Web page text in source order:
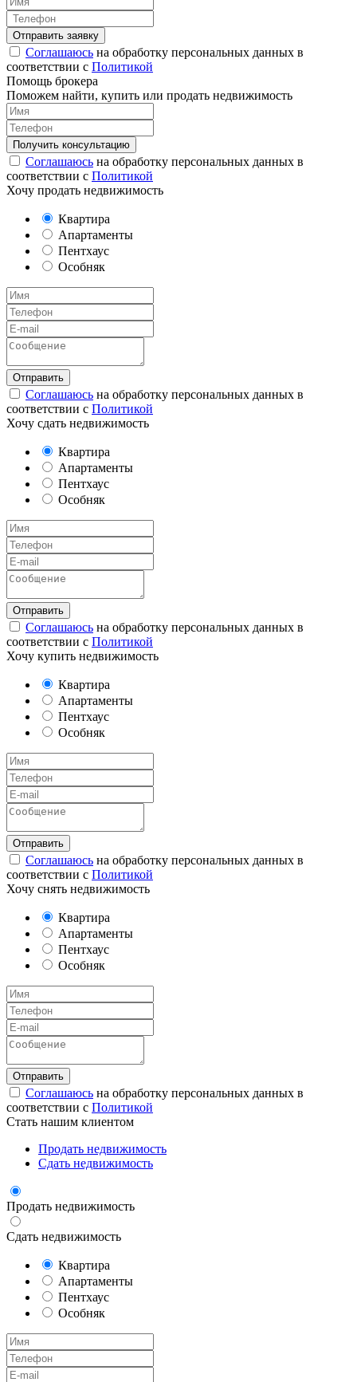
Соглашаюсь на обработку персональных данных в
соответствии с Политикой
Помощь брокера
Поможем найти, купить или продать недвижимость
Соглашаюсь на обработку персональных данных в
соответствии с Политикой
Хочу продать недвижимость
Квартира
Апартаменты
Пентхаус
Особняк
Соглашаюсь на обработку персональных данных в
соответствии с Политикой
Хочу сдать недвижимость
Квартира
Апартаменты
Пентхаус
Особняк
Соглашаюсь на обработку персональных данных в
соответствии с Политикой
Хочу купить недвижимость
Квартира
Апартаменты
Пентхаус
Особняк
Соглашаюсь на обработку персональных данных в
соответствии с Политикой
Хочу снять недвижимость
Квартира
Апартаменты
Пентхаус
Особняк
Соглашаюсь на обработку персональных данных в
соответствии с Политикой
Стать нашим клиентом
Продать недвижимость
Сдать недвижимость
Продать недвижимость
Сдать недвижимость
Квартира
Апартаменты
Пентхаус
Особняк